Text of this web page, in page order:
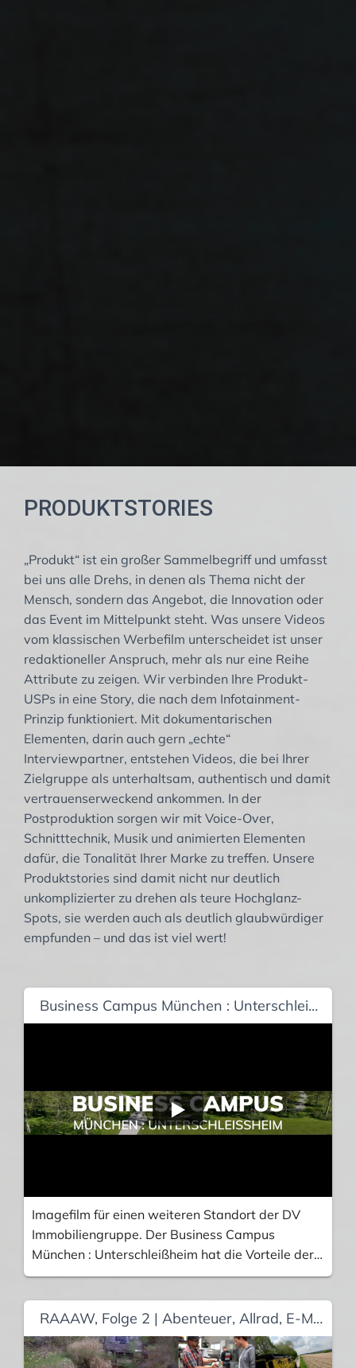
PRODUKTSTORIES
„Produkt“ ist ein großer Sammelbegriff und umfasst
bei uns alle Drehs, in denen als Thema nicht der
Mensch, sondern das Angebot, die Innovation oder
das Event im Mittelpunkt steht. Was unsere Videos
vom klassischen Werbefilm unterscheidet ist unser
redaktioneller Anspruch, mehr als nur eine Reihe
Attribute zu zeigen. Wir verbinden Ihre Produkt-
USPs in eine Story, die nach dem Infotainment-
Prinzip funktioniert. Mit dokumentarischen
Elementen, darin auch gern „echte“
Interviewpartner, entstehen Videos, die bei Ihrer
Zielgruppe als unterhaltsam, authentisch und damit
vertrauenserweckend ankommen. In der
Postproduktion sorgen wir mit Voice-Over,
Schnitttechnik, Musik und animierten Elementen
dafür, die Tonalität Ihrer Marke zu treffen. Unsere
Produktstories sind damit nicht nur deutlich
unkomplizierter zu drehen als teure Hochglanz-
Spots, sie werden auch als deutlich glaubwürdiger
empfunden – und das ist viel wert!
Business Campus München : Unterschleißheim, Imagefilm – für Business und People!
Imagefilm für einen weiteren Standort der DV
Immobiliengruppe. Der Business Campus
München : Unterschleißheim hat die Vorteile der
guten Erreichbarkeit, ausgezeichneter
indivudell zu gestaltenden Büroflächen. Themen,
die im Imagefilm besonders hervorzuheben
waren. Zudem sollte der Film in Optik und
RAAAW, Folge 2 | Abenteuer, Allrad, E-Mobilität und Technik – die TV-Offroad-Reportage